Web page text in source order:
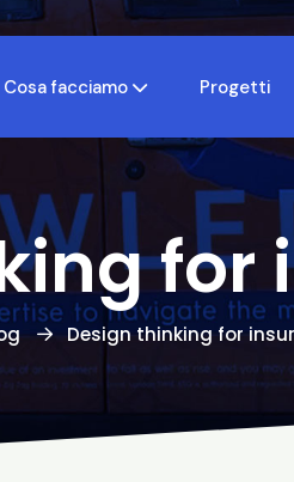
Cosa facciamo Progetti
for
Design thinking for